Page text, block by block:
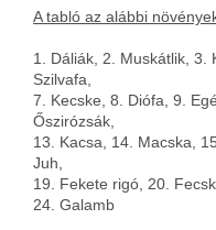
A tabló az alábbi
1. Dáliák, 2. Muskátlik, 3.
Szilvafa,
7. Kecske, 8. Diófa, 9.
Őszirózsák,
13. Kacsa, 14. Macska,
Juh,
19. Fekete rigó, 20.
24. Galamb